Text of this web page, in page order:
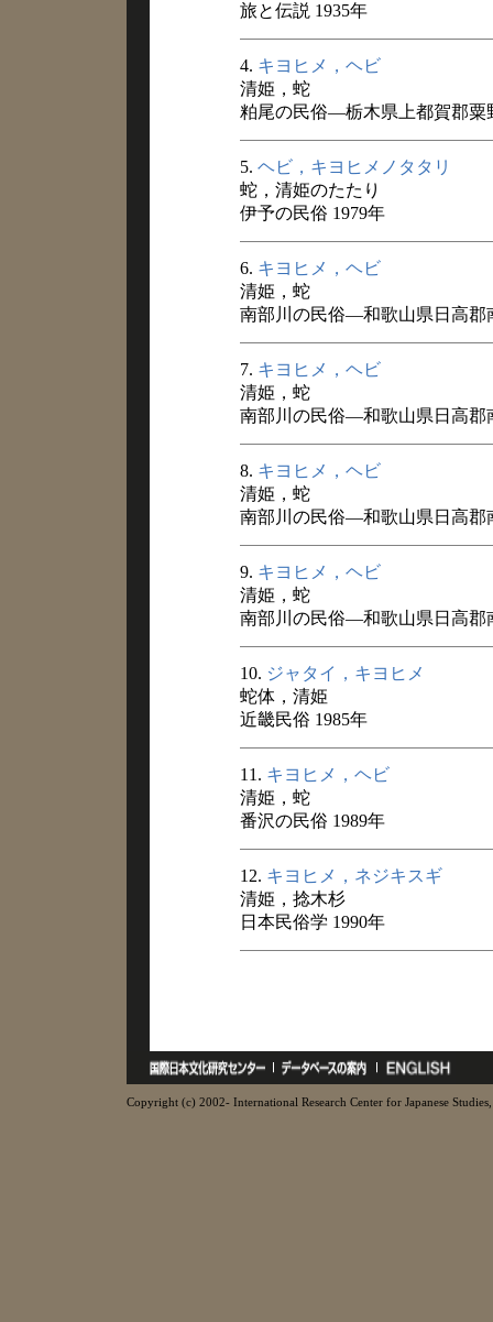
旅と伝説 1935年
4. キヨヒメ，ヘビ
清姫，蛇
粕尾の民俗―栃木県上都賀郡粟
5. ヘビ，キヨヒメノタタリ
蛇，清姫のたたり
伊予の民俗 1979年
6. キヨヒメ，ヘビ
清姫，蛇
南部川の民俗―和歌山県日高郡
7. キヨヒメ，ヘビ
清姫，蛇
南部川の民俗―和歌山県日高郡
8. キヨヒメ，ヘビ
清姫，蛇
南部川の民俗―和歌山県日高郡
9. キヨヒメ，ヘビ
清姫，蛇
南部川の民俗―和歌山県日高郡
10. ジャタイ，キヨヒメ
蛇体，清姫
近畿民俗 1985年
11. キヨヒメ，ヘビ
清姫，蛇
番沢の民俗 1989年
12. キヨヒメ，ネジキスギ
清姫，捻木杉
日本民俗学 1990年
Copyright (c) 2002- International Research Center for Japanese